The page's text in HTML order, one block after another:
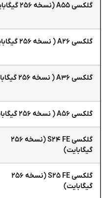
گلکسی A۵۵ (نسخه ۲۵۶ گیگابایت)
گلکسی A۲۶ ( نسخه ۲۵۶ گیگابایت)
گلکسی A۳۶ ( نسخه ۲۵۶ گیگابایت)
گلکسی A۵۶ ( نسخه ۲۵۶ گیگابایت)
گلکسی S۲۴ FE (نسخه ۲۵۶
گیگابایت)
گلکسی S۲۵ FE (نسخه ۲۵۶
گیگابایت)